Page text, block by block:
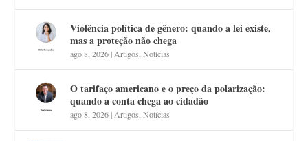
Violência política de gênero: quando a lei existe,
mas a proteção não chega
ago 8, 2026|Artigos,Notícias
O tarifaço americano e o preço da polarização:
quando a conta chega ao cidadão
ago 8, 2026|Artigos,Notícias